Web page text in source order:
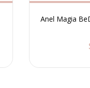
Anel Magia